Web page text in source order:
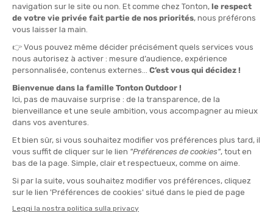
KATADYN
BORRACCIA FILTRANTE BEFREE
AC 1L
69,95 €
KATADYN
CARTUCCIA DI RICAMBIO FILTRO
29,95 €